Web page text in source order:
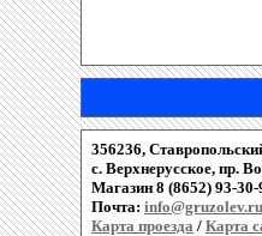
356236,
c. Верхнерусское, пр.
Магазин 8 (8652) 93-
Почта: info@gruzolev.ru
Карта проезда / Карта